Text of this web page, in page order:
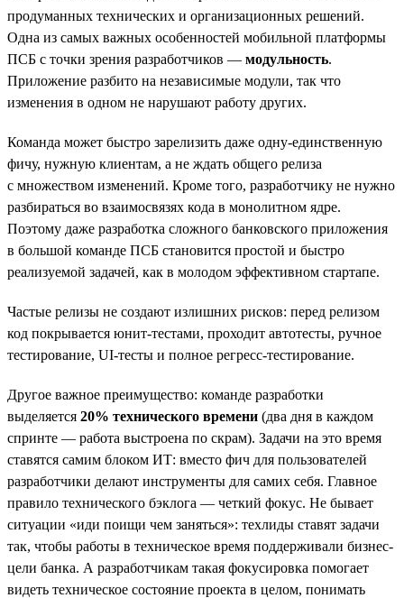
продуманных технических и организационных решений.
Одна из самых важных особенностей мобильной платформы
ПСБ с точки зрения разработчиков — модульность.
Приложение разбито на независимые модули, так что
изменения в одном не нарушают работу других.
Команда может быстро зарелизить даже одну-единственную
фичу, нужную клиентам, а не ждать общего релиза
с множеством изменений. Кроме того, разработчику не нужно
разбираться во взаимосвязях кода в монолитном ядре.
Поэтому даже разработка сложного банковского приложения
в большой команде ПСБ становится простой и быстро
реализуемой задачей, как в молодом эффективном стартапе.
Частые релизы не создают излишних рисков: перед релизом
код покрывается юнит-тестами, проходит автотесты, ручное
тестирование, UI-тесты и полное регресс-тестирование.
Другое важное преимущество: команде разработки
выделяется 20% технического времени (два дня в каждом
спринте — работа выстроена по скрам). Задачи на это время
ставятся самим блоком ИТ: вместо фич для пользователей
разработчики делают инструменты для самих себя. Главное
правило технического бэклога — четкий фокус. Не бывает
ситуации «иди поищи чем заняться»: техлиды ставят задачи
так, чтобы работы в техническое время поддерживали бизнес-
цели банка. А разработчикам такая фокусировка помогает
видеть техническое состояние проекта в целом, понимать